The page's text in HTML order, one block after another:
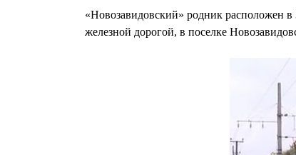
«Новозавидовский» родник расположен
железной дорогой, в поселке